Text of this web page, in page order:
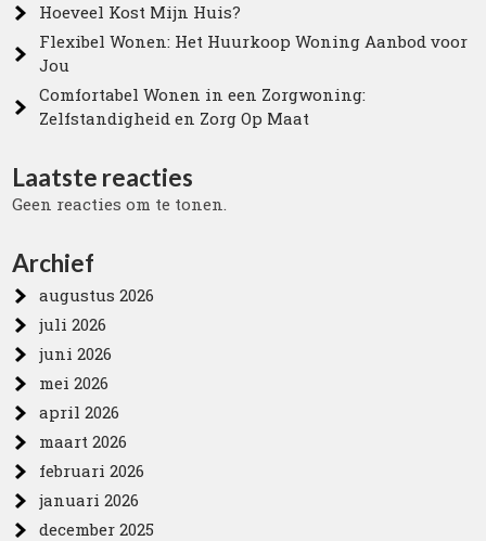
Hoeveel Kost Mijn Huis?
Flexibel Wonen: Het Huurkoop Woning Aanbod voor
Jou
Comfortabel Wonen in een Zorgwoning:
Zelfstandigheid en Zorg Op Maat
Laatste reacties
Geen reacties om te tonen.
Archief
augustus 2026
juli 2026
juni 2026
mei 2026
april 2026
maart 2026
februari 2026
januari 2026
december 2025